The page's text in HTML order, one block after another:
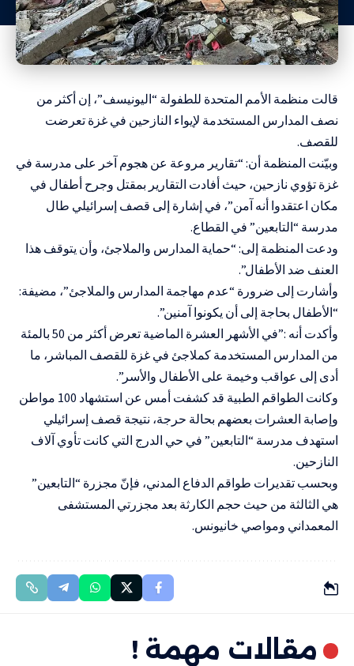
قالت منظمة الأمم المتحدة للطفولة “اليونيسف”، إن أكثر من
نصف المدارس المستخدمة لإيواء النازحين في غزة تعرضت
للقصف.
وبيّنت المنظمة أن: “تقارير مروعة عن هجوم آخر على مدرسة في
غزة تؤوي نازحين، حيث أفادت التقارير بمقتل وجرح أطفال في
مكان اعتقدوا أنه آمن”، في إشارة إلى قصف إسرائيلي طال
مدرسة “التابعين” في القطاع.
ودعت المنظمة إلى: “حماية المدارس والملاجئ، وأن يتوقف هذا
العنف ضد الأطفال”.
وأشارت إلى ضرورة “عدم مهاجمة المدارس والملاجئ”، مضيفة:
“الأطفال بحاجة إلى أن يكونوا آمنين”.
وأكدت أنه :”في الأشهر العشرة الماضية تعرض أكثر من 50 بالمئة
من المدارس المستخدمة كملاجئ في غزة للقصف المباشر، ما
أدى إلى عواقب وخيمة على الأطفال والأسر”.
وكانت الطواقم الطبية قد كشفت أمس عن استشهاد 100 مواطن
وإصابة العشرات بعضهم بحالة حرجة، نتيجة قصف إسرائيلي
استهدف مدرسة “التابعين” في حي الدرج التي كانت تأوي آلاف
النازحين.
وبحسب تقديرات طواقم الدفاع المدني، فإنّ مجزرة “التابعين”
هي الثالثة من حيث حجم الكارثة بعد مجزرتي المستشفى
المعمداني ومواصي خانيونس.
مقالات مهمة !